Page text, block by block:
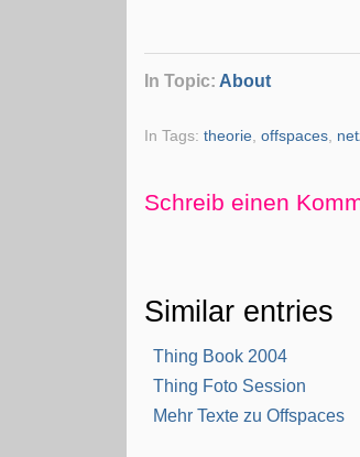
In Topic: About
In Tags:theorie ,offspaces
Schreib einen
Similar entries
Thing Book 2004
Thing Foto Session
Mehr Texte zu Offspaces